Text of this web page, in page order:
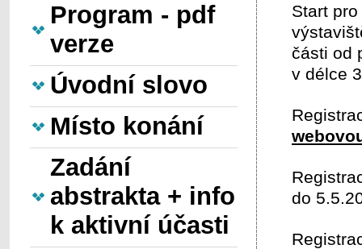
Program - pdf
verze
Úvodní slovo
Místo konání
Zadání
abstrakta + info
k aktivní účasti
Start
části od
v délce
do